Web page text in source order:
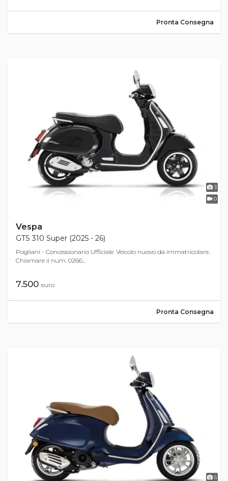
Pronta Consegna
3
0
Vespa
GTS 310 Super (2025 - 26)
Pogliani - Concessionario Ufficiale. Veicolo nuovo da immatricolare.
Chiamare il num. 0266...
7.500 euro
Pronta Consegna
5